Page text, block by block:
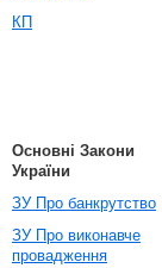
КП
Основні Закони
України
ЗУ Про банкрутство
ЗУ Про виконавче
провадження